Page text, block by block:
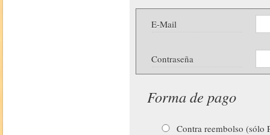
E-Mail
Contraseña
Forma de pago
Contra reembolso (sólo